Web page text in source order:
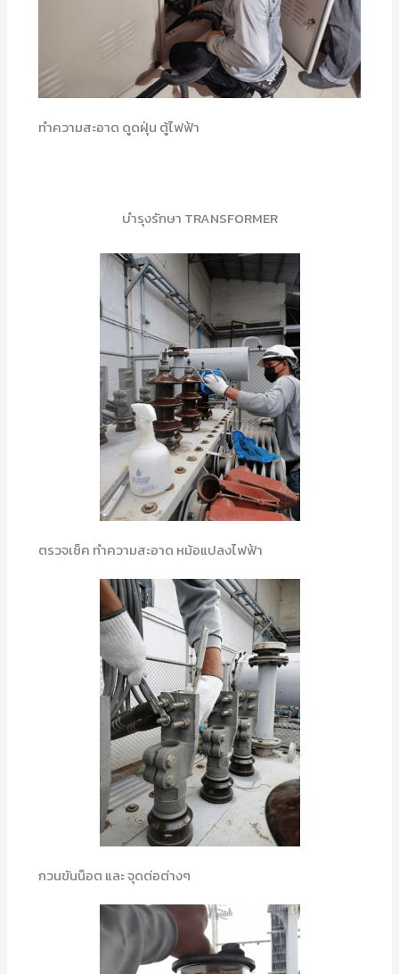
ทำความสะอาด ดูดฝุ่น ตู้ไฟฟ้า
บำรุงรักษา TRANSFORMER
ตรวจเช็ค ทำความสะอาด หม้อแปลงไฟฟ้า
กวนขันน็อต และ จุดต่อต่างๆ